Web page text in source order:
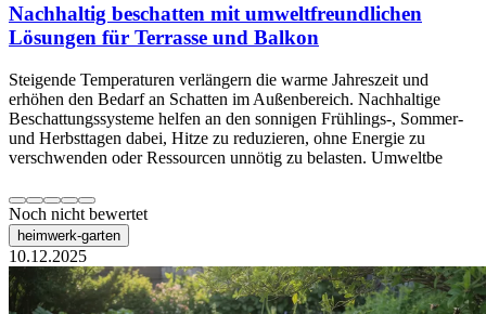
Nachhaltig beschatten mit umweltfreundlichen
Lösungen für Terrasse und Balkon
Steigende Temperaturen verlängern die warme Jahreszeit und
erhöhen den Bedarf an Schatten im Außenbereich. Nachhaltige
Beschattungssysteme helfen an den sonnigen Frühlings-, Sommer-
und Herbsttagen dabei, Hitze zu reduzieren, ohne Energie zu
verschwenden oder Ressourcen unnötig zu belasten. Umweltbe
Noch nicht bewertet
heimwerk-garten
10.12.2025